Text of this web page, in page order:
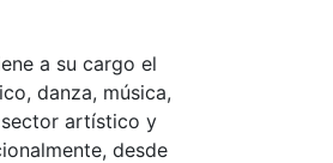
a su cargo el
danza, música,
artístico y
desde